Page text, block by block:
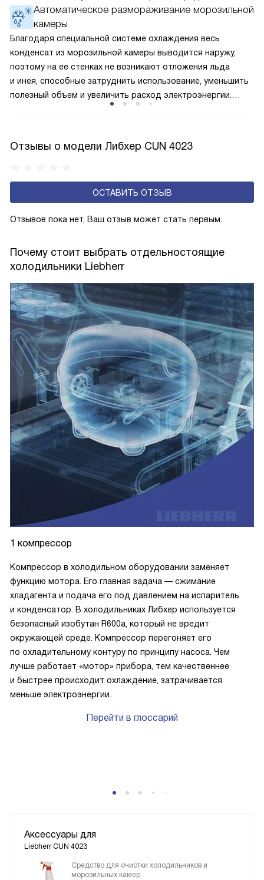
окружающей среде. Компрессор перегоняет его
по охладительному контуру по принципу насоса. Чем
лучше работает «мотор» прибора, тем качественнее
и быстрее происходит охлаждение, затрачивается
меньше электроэнергии.
Автоматическое размораживание морозильной
камеры
Благодаря специальной системе охлаждения весь
конденсат из морозильной камеры выводится наружу,
поэтому на ее стенках не возникают отложения льда
и инея, способные затруднить использование, уменьшить
полезный объем и увеличить расход электроэнергии.
Отзывы о модели Либхер CUN 4023
ОСТАВИТЬ ОТЗЫВ
Отзывов пока нет, Ваш отзыв может стать первым.
Почему стоит выбрать отдельностоящие
холодильники Liebherr
1 компрессор
Компрессор в холодильном оборудовании заменяет
функцию мотора. Его главная задача — сжимание
хладагента и подача его под давлением на испаритель
и конденсатор. В холодильниках Либхер используется
безопасный изобутан R600a, который не вредит
окружающей среде. Компрессор перегоняет его
по охладительному контуру по принципу насоса. Чем
лучше работает «мотор» прибора, тем качественнее
и быстрее происходит охлаждение, затрачивается
меньше электроэнергии.
Перейти в глоссарий
Аксессуары для
Liebherr CUN 4023
Средство для очистки холодильников и
морозильных камер